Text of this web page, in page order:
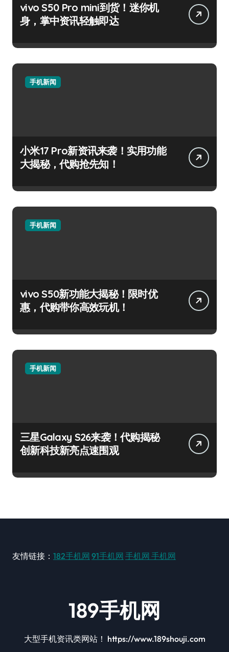
vivo S50 Pro mini到货！迷你机
身，掌中资讯轻触即达
手机新闻
小米17 Pro新资讯来袭！实用功能
大揭秘，代购抢先知！
手机新闻
vivo S50新功能大揭秘！限时优
惠，代购带你高效玩机！
手机新闻
三星Galaxy S26来袭！代购揭秘
创新科技新亮点速围观
友情链接： 182手机网 91手机网 手机网 手机网
189手机网
大型手机资讯类网站！ https://www.189shouji.com